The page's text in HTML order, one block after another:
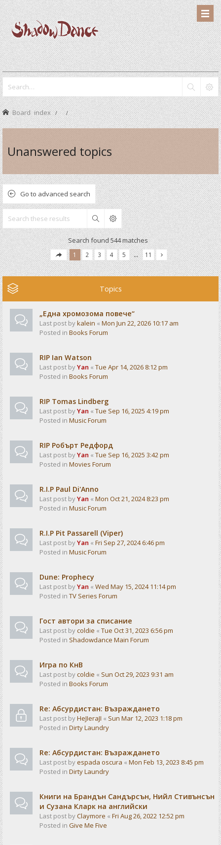
Board index
Unanswered topics
Go to advanced search
Search
Search found 544 matches
1 2 3 4 5 … 11
Topics
„Една хромозома повече“
Last post bykalein « Mon Jun 22, 2026 10:17 am
Posted in Books Forum
RIP Ian Watson
Last post byYan « Tue Apr 14, 2026 8:12 pm
Posted in Books Forum
RIP Tomas Lindberg
Last post byYan « Tue Sep 16, 2025 4:19 pm
Posted in Music Forum
RIP Робърт Редфорд
Last post byYan « Tue Sep 16, 2025 3:42 pm
Posted in Movies Forum
R.I.P Paul Di'Anno
Last post byYan « Mon Oct 21, 2024 8:23 pm
Posted in Music Forum
R.I.P Pit Passarell (Viper)
Last post byYan « Fri Sep 27, 2024 6:46 pm
Posted in Music Forum
Dune: Prophecy
Last post byYan « Wed May 15, 2024 11:14 pm
Posted in TV Series Forum
Гост автори за списание
Last post bycoldie « Tue Oct 31, 2023 6:56 pm
Posted in Shadowdance Main Forum
Игра по КнВ
Last post bycoldie « Sun Oct 29, 2023 9:31 am
Posted in Books Forum
Re: Абсурдистан: Възраждането
Last post byHeJIeraJI « Sun Mar 12, 2023 1:18 pm
Posted in Dirty Laundry
Re: Абсурдистан: Възраждането
Last post byespada oscura « Mon Feb 13, 2023 8:45 pm
Posted in Dirty Laundry
Книги на Брандън Сандърсън, Нийл Стивънсън
и Сузана Кларк на английски
Last post byClaymore « Fri Aug 26, 2022 12:52 pm
Posted in Give Me Five